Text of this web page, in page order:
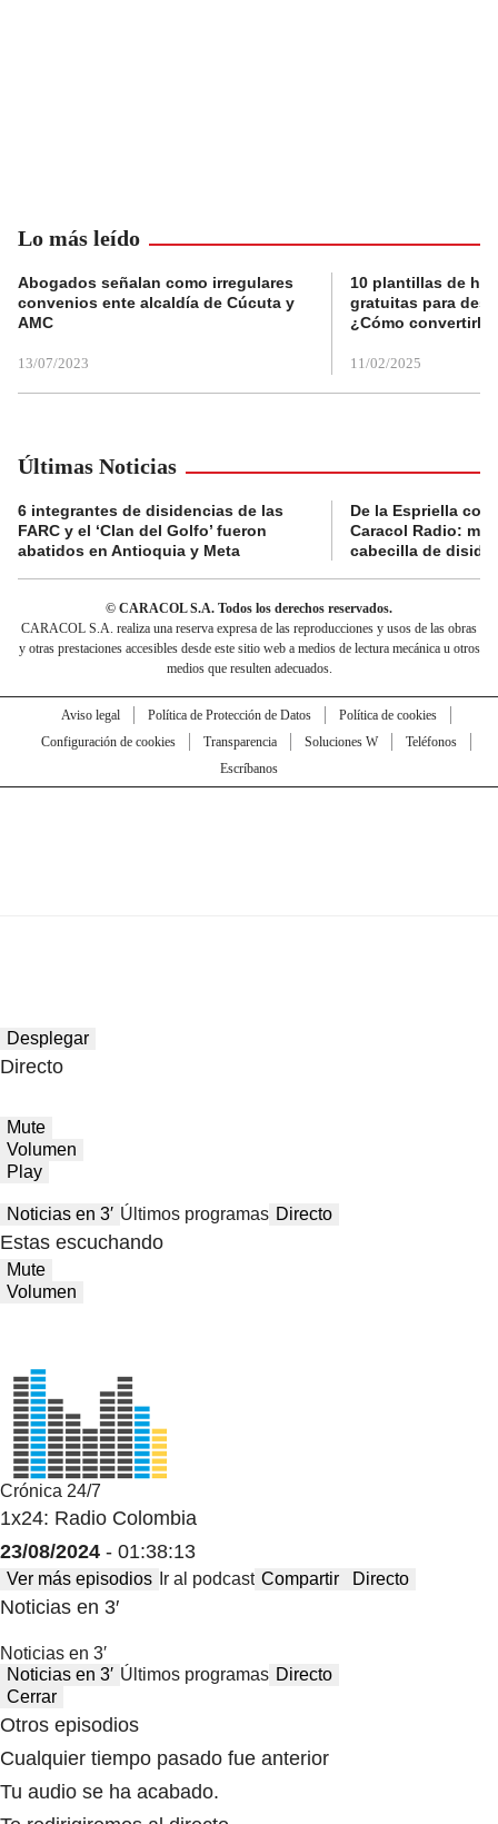
Lo más leído
Abogados señalan como irregulares
convenios ente alcaldía de Cúcuta y
AMC
13/07/2023
10 plantillas de
gratuitas para
¿Cómo convertirla
11/02/2025
Últimas Noticias
6 integrantes de disidencias de las
FARC y el ‘Clan del Golfo’ fueron
abatidos en Antioquia y Meta
De la Espriella
Caracol Radio:
cabecilla de
© CARACOL S.A. Todos los derechos reservados.
CARACOL S.A. realiza una reserva expresa de las reproducciones y usos de las obras
y otras prestaciones accesibles desde este sitio web a medios de lectura mecánica u otros
medios que resulten adecuados.
Aviso legal Política de Protección de Datos
Política de cookies
Configuración de cookies
Transparencia Soluciones W
Teléfonos
Escríbanos
Desplegar
Directo
Mute
Volumen
Play
Noticias en 3′ Últimos programas Directo
Estas escuchando
Mute
Volumen
Crónica 24/7
1x24: Radio Colombia
23/08/2024 - 01:38:13
Ver más episodios Ir al podcast Compartir Directo
Noticias en 3′
Noticias en 3′
Noticias en 3′ Últimos programas Directo
Cerrar
Otros episodios
Cualquier tiempo pasado fue anterior
Tu audio se ha acabado.